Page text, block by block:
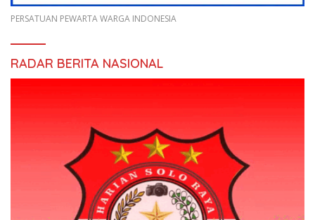
PERSATUAN PEWARTA WARGA INDONESIA
RADAR BERITA NASIONAL